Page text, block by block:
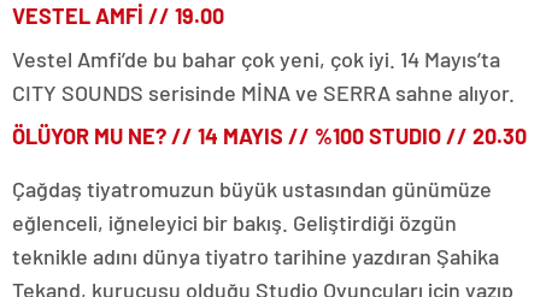
VESTEL AMFİ // 19.00
Vestel Amfi’de bu bahar çok yeni, çok iyi. 14 Mayıs’ta
CITY SOUNDS serisinde MİNA ve SERRA sahne alıyor.
ÖLÜYOR MU NE? // 14 MAYIS // %100 STUDIO // 20.30
Çağdaş tiyatromuzun büyük ustasından günümüze
eğlenceli, iğneleyici bir bakış. Geliştirdiği özgün
teknikle adını dünya tiyatro tarihine yazdıran Şahika
Tekand, kurucusu olduğu Studio Oyuncuları için yazıp